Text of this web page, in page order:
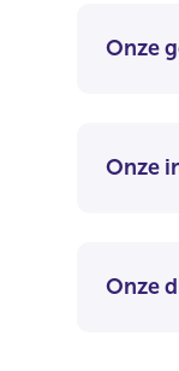
Onze
Onze
Onze